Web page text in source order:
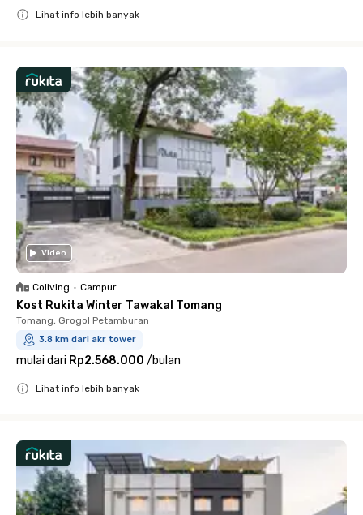
Lihat info lebih banyak
Video
Coliving • Campur
Kost Rukita Winter Tawakal Tomang
Tomang, Grogol Petamburan
3.8 km dari akr tower
mulai dari Rp2.568.000 /bulan
Lihat info lebih banyak